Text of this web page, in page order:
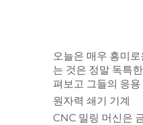
오늘은 매우 흥미
는 것은 정말 독특
펴보고 그들의 응
원자력 쇄기 기계
CNC 밀링 머신은